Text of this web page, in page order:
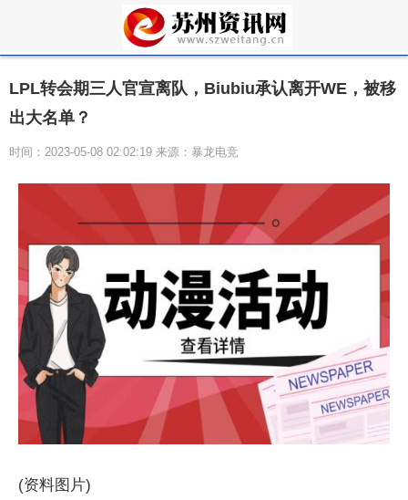
LPL转会期三人官宣离队，Biubiu承认离开WE，被移
出大名单？
时间：2023-05-08 02:02:19 来源：暴龙电竞
(资料图片)